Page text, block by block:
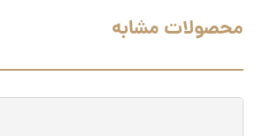
محصولات مشابه